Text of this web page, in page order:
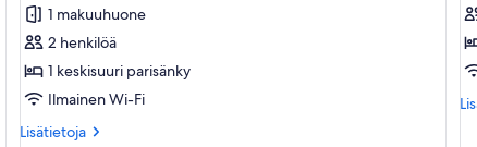
huone,
osittainen
järvinäköala
kuvat
1 makuuhuone
2 henkilöä
1 keskisuuri parisänky
Ilmainen Wi-Fi
Lisätietoja
Lisätietoja